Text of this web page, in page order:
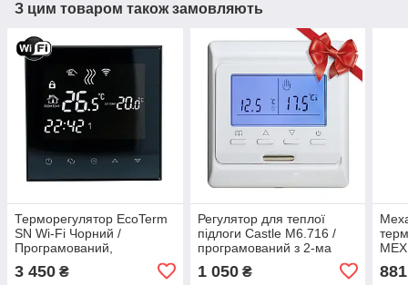
З цим товаром також замовляють
Терморегулятор EcoTerm
SN Wi-Fi Чорний /
Програмований,
підлоги
3 450 ₴
Регулятор для теплої
підлоги Castle M6.716 /
програмований з 2-ма
датчиками температури
1 050₴
МЕХ
881